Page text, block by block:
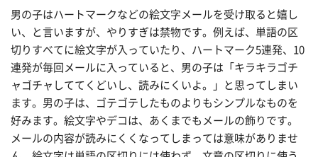
男の子はハートマークなどの絵文字メールを受け取ると嬉し
い、と言いますが、やりすぎは禁物です。例えば、単語の区
切りすべてに絵文字が入っていたり、ハートマーク5連発、10
連発が毎回メールに入っていると、男の子は「キラキラゴチ
ャゴチャしててくどいし、読みにくいよ。」と思ってしまい
ます。男の子は、ゴテゴテしたものよりもシンプルなものを
好みます。絵文字やデコは、あくまでもメールの飾りです。
メールの内容が読みにくくなってしまっては意味がありませ